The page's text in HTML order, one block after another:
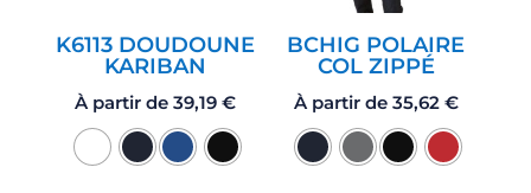
K6113 DOUDOUNE
KARIBAN
À partir de 39,19 €
BCHIG POLAIRE
COL ZIPPÉ
À partir de 35,62 €